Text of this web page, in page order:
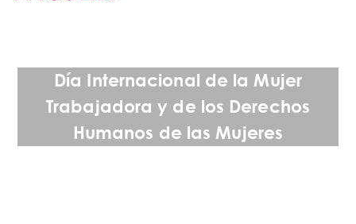
Día Internacional de la Mujer
Trabajadora y de los Derechos
Humanos de las Mujeres